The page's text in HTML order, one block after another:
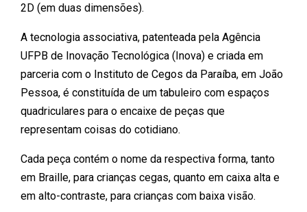
2D (em duas dimensões).
A tecnologia associativa, patenteada pela Agência
UFPB de Inovação Tecnológica (Inova) e criada em
parceria com o Instituto de Cegos da Paraíba, em João
Pessoa, é constituída de um tabuleiro com espaços
quadriculares para o encaixe de peças que
representam coisas do cotidiano.
Cada peça contém o nome da respectiva forma, tanto
em Braille, para crianças cegas, quanto em caixa alta e
em alto-contraste, para crianças com baixa visão.